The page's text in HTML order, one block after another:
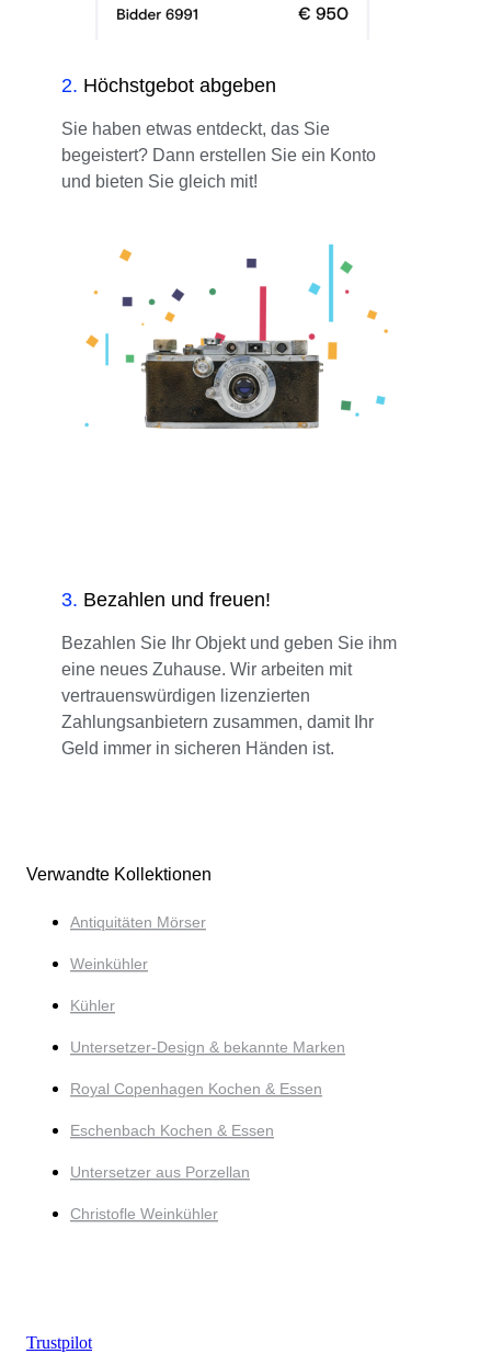
2. Höchstgebot abgeben
Sie haben etwas entdeckt, das Sie
begeistert? Dann erstellen Sie ein Konto
und bieten Sie gleich mit!
3. Bezahlen und freuen!
Bezahlen Sie Ihr Objekt und geben Sie ihm
eine neues Zuhause. Wir arbeiten mit
vertrauenswürdigen lizenzierten
Zahlungsanbietern zusammen, damit Ihr
Geld immer in sicheren Händen ist.
Verwandte Kollektionen
Antiquitäten Mörser
Weinkühler
Kühler
Untersetzer-Design & bekannte Marken
Royal Copenhagen Kochen & Essen
Eschenbach Kochen & Essen
Untersetzer aus Porzellan
Christofle Weinkühler
Trustpilot